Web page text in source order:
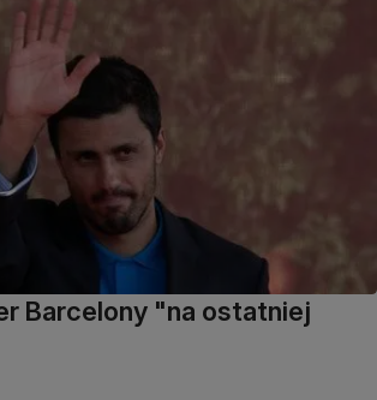
Barcelony "na ostatniej